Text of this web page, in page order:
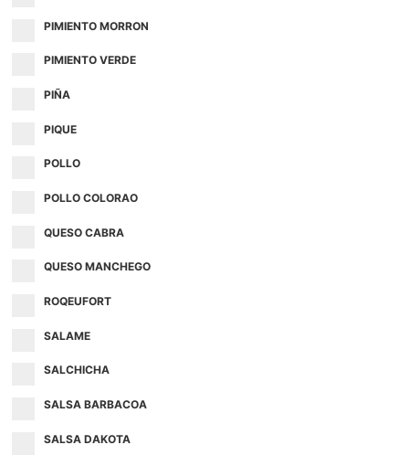
PIMIENTO MORRON
PIMIENTO VERDE
PIÑA
PIQUE
POLLO
POLLO COLORAO
QUESO CABRA
QUESO MANCHEGO
ROQEUFORT
SALAME
SALCHICHA
SALSA BARBACOA
SALSA DAKOTA